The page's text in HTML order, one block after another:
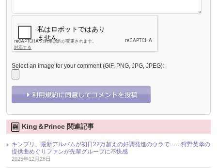
Select an image for your comment (GIF, PNG, JPG, JPEG):
King＆Prince 関連記事
キンプリ、最新アルバムが初日22万超えの好調発進のウラで……狩野英孝の
提供曲めぐりファンが先輩グループに不快感
2025年12月28日